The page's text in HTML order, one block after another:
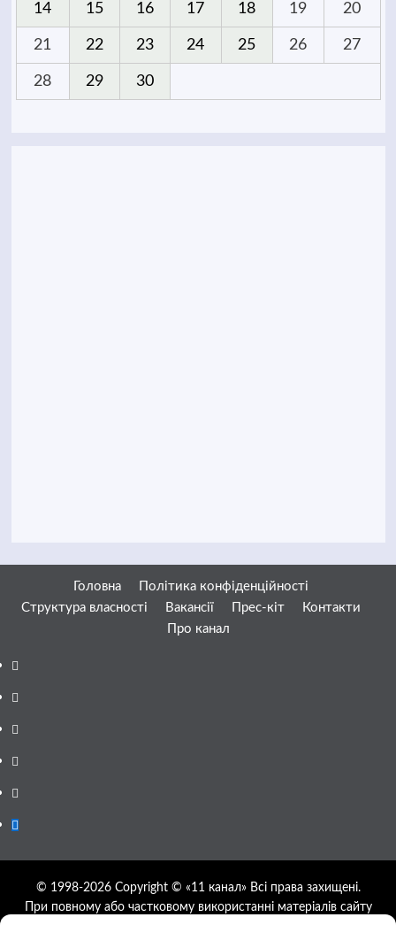
14 15 16 17 18 19 20
21 22 23 24 25 26 27
28 29 30
Головна
Політика конфіденційності
Структура власності
Вакансії Прес-кіт
Контакти
Про канал
Facebook
YouTube
Telegram
Instagram
Twitter
Google
© 1998-2026 Copyright © «11 канал» Всі права захищені.
При повному або частковому використанні матеріалів сайту